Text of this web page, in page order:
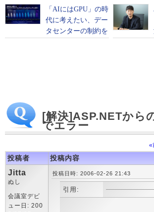
[解決]ASP.NETから
でエラー
«
投稿者 投稿内容
Jitta
ぬし
会議室デビ
ュー日: 200
投稿日時: 2006-02-26 21:43
引用: